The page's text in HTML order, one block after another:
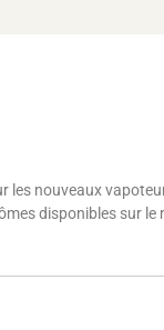
nouveaux
disponibles sur le